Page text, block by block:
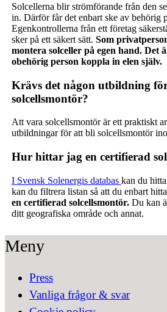
Solcellerna blir strömförande från den
in. Därför får det enbart ske av behörig
Egenkontrollerna från ett företag
sker på ett säkert sätt. Som
montera solceller på egen hand. Det
obehörig person koppla in elen själv.
Krävs det någon utbildning
solcellsmontör?
Att vara solcellsmontör är ett praktiskt
utbildningar för att bli solcellsmontör
Hur hittar jag en certifierad
I Svensk Solenergis databas kan du
kan du filtrera listan så att du enbart
en certifierad solcellsmontör. Du kan
ditt geografiska område och annat.
Meny
Press
Vanliga frågor & svar